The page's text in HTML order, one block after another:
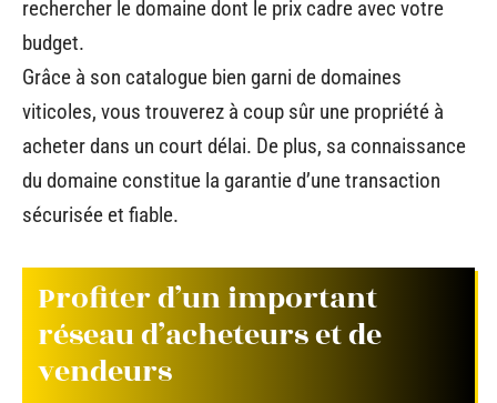
rechercher le domaine dont le prix cadre avec votre
budget.
Grâce à son catalogue bien garni de domaines
viticoles, vous trouverez à coup sûr une propriété à
acheter dans un court délai. De plus, sa connaissance
du domaine constitue la garantie d’une transaction
sécurisée et fiable.
Profiter d’un important
réseau d’acheteurs et de
vendeurs